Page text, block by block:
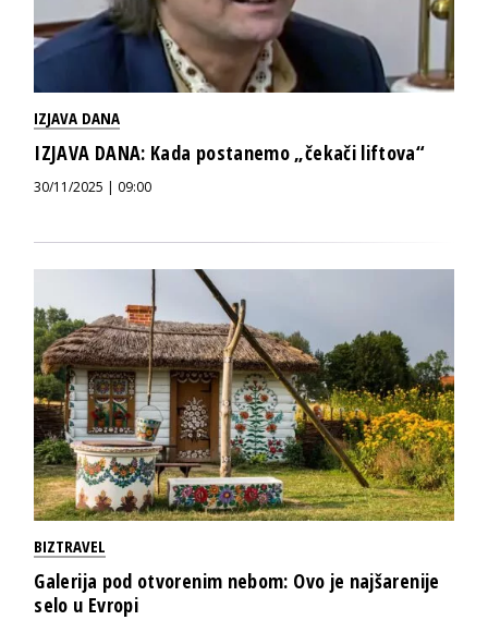
IZJAVA DANA
IZJAVA DANA: Kada postanemo „čekači liftova“
30/11/2025 | 09:00
BIZTRAVEL
Galerija pod otvorenim nebom: Ovo je najšarenije
selo u Evropi